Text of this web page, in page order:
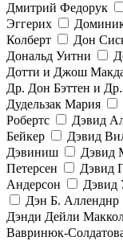
Дмитрий Федорук
Эггерих
Колберт
Дон
Дональд Уитни
Дотти и Джош
Др. Дон Бэттен и
Дудельзак Мария
Робертс
Дэвид
Бейкер
Дэвид
Дэвиниш
Дэвид
Петерсен
Дэвид
Андерсон
Дэвид
Дэн Б. Алленднр
Дэнди Дейли
Вавринюк-